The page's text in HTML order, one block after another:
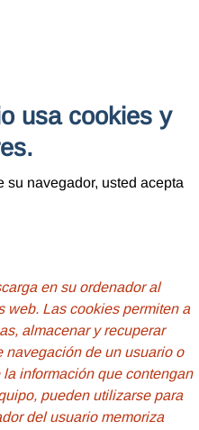
usa cookies y
su navegador, usted acepta
en su ordenador al
web. Las cookies permiten a
almacenar y recuperar
navegación de un usuario o
información que contengan
pueden utilizarse para
del usuario memoriza